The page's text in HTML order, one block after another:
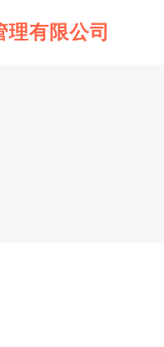
理有限公司